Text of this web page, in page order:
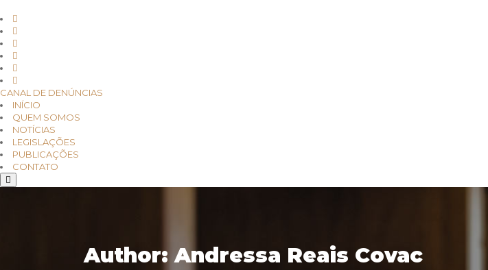
CANAL DE DENÚNCIAS
INÍCIO
QUEM SOMOS
NOTÍCIAS
LEGISLAÇÕES
PUBLICAÇÕES
CONTATO
Author: Andressa Reais Covac